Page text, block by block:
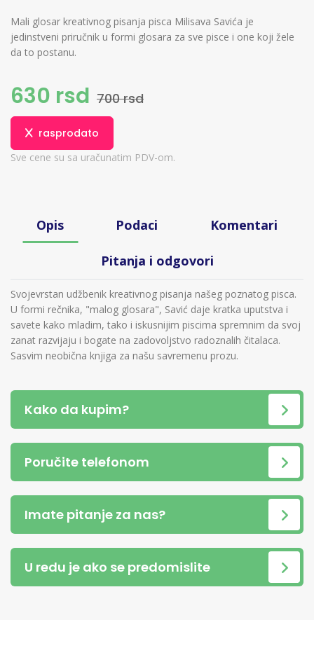
Mali glosar kreativnog pisanja pisca Milisava Savića je
jedinstveni priručnik u formi glosara za sve pisce i one koji žele
da to postanu.
630 rsd 700 rsd
rasprodato
Sve cene su sa uračunatim PDV-om.
Opis Podaci Komentari
Pitanja i odgovori
Svojevrstan udžbenik kreativnog pisanja našeg poznatog pisca.
U formi rečnika, "malog glosara", Savić daje kratka uputstva i
savete kako mladim, tako i iskusnijim piscima spremnim da svoj
zanat razvijaju i bogate na zadovoljstvo radoznalih čitalaca.
Sasvim neobična knjiga za našu savremenu prozu.
Kako da kupim?
Poručite telefonom
Imate pitanje za nas?
U redu je ako se predomislite